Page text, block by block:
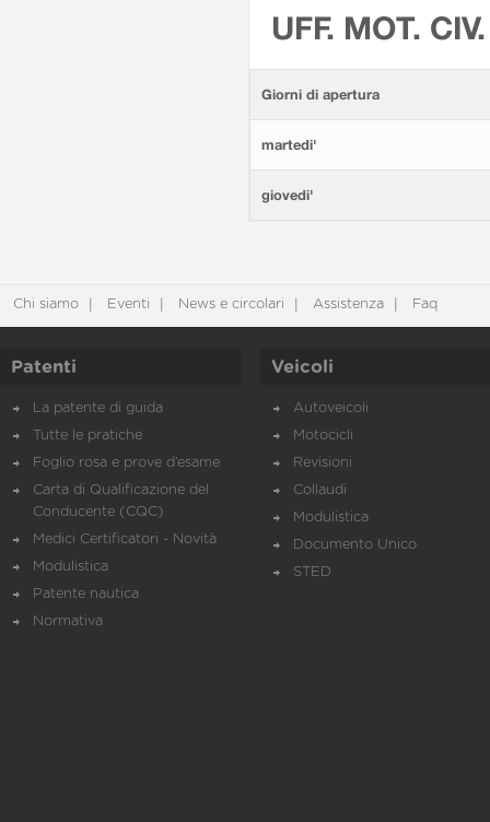
UFF. MOT.
Giorni di apertura
martedi'
giovedi'
Chi siamo Eventi News e circolari Assistenza Faq
Patenti
La patente di guida
Tutte le pratiche
Foglio rosa e prove d’esame
Carta di Qualificazione del
Conducente (CQC)
Medici Certificatori - Novità
Modulistica
Patente nautica
Normativa
Veicoli
Autoveicoli
Motocicli
Revisioni
Collaudi
Modulistica
Documento Unico
STED